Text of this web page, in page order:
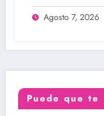
Agosto 7, 2026
Puede que te